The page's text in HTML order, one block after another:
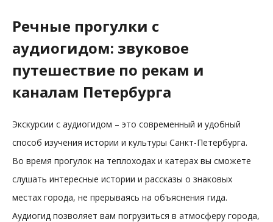
Речные прогулки с
аудиогидом: звуковое
путешествие по рекам и
каналам Петербурга
Экскурсии с аудиогидом – это современный и удобный
способ изучения истории и культуры Санкт-Петербурга.
Во время прогулок на теплоходах и катерах вы сможете
слушать интересные истории и рассказы о знаковых
местах города, не прерываясь на объяснения гида.
Аудиогид позволяет вам погрузиться в атмосферу города,